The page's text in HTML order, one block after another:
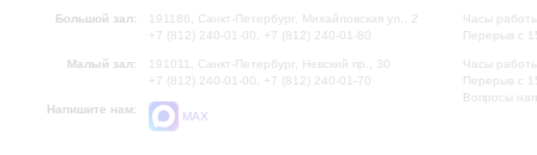
Большой зал:
191186, Санкт-Петербург, Михайловская ул., 2
+7 (812) 240-01-00, +7 (812) 240-01-80
Малый зал:
191011, Санкт-Петербург, Невский пр., 30
+7 (812) 240-01-00, +7 (812) 240-01-70
Напишите нам:
MAX
Часы
Перерыв с
Часы
Перерыв с
Вопросы